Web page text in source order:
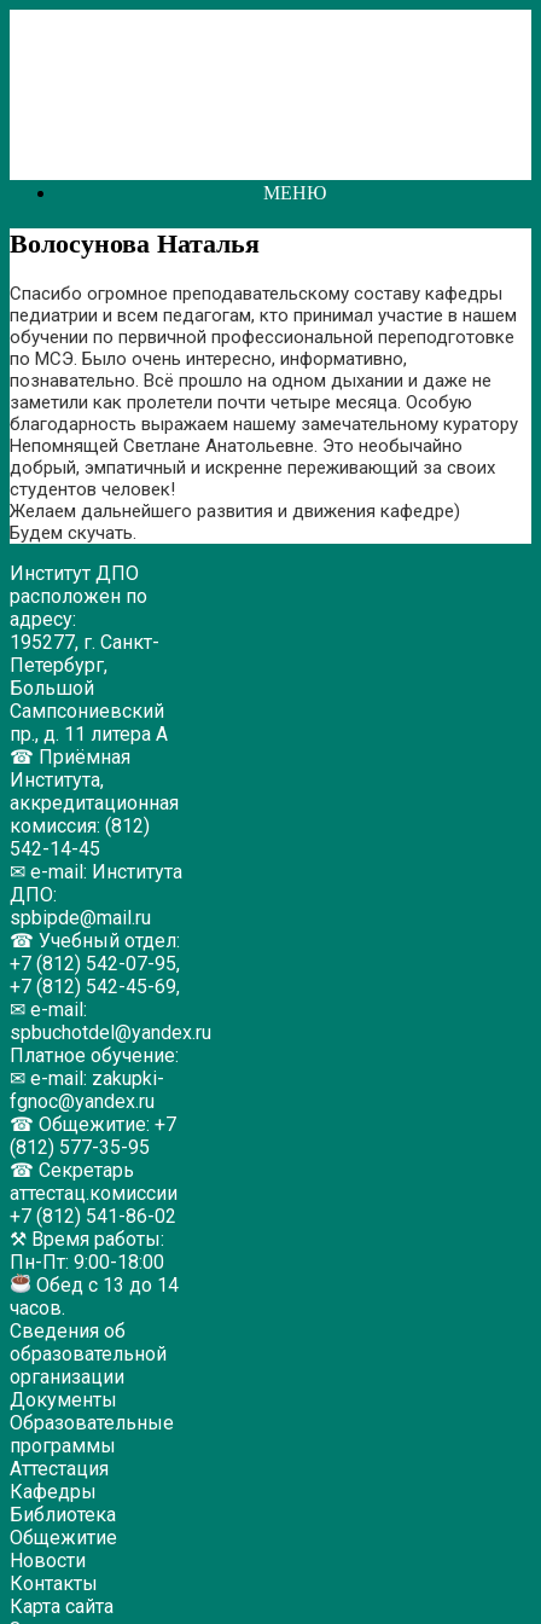
МЕНЮ
Волосунова Наталья
Спасибо огромное преподавательскому составу кафедры
педиатрии и всем педагогам, кто принимал участие в нашем
обучении по первичной профессиональной переподготовке
по МСЭ. Было очень интересно, информативно,
познавательно. Всё прошло на одном дыхании и даже не
заметили как пролетели почти четыре месяца. Особую
благодарность выражаем нашему замечательному куратору
Непомнящей Светлане Анатольевне. Это необычайно
добрый, эмпатичный и искренне переживающий за своих
студентов человек!
Желаем дальнейшего развития и движения кафедре)
Будем скучать.
Институт ДПО
расположен по
адресу:
195277, г. Санкт-
Петербург,
Большой
Сампсониевский
пр., д. 11 литера А
☎ Приёмная
Института,
аккредитационная
комиссия: (812)
542-14-45
✉ e-mail: Института
ДПО:
spbipde@mail.ru
☎ Учебный отдел:
+7 (812) 542-07-95,
+7 (812) 542-45-69,
✉ e-mail:
spbuchotdel@yandex.ru
Платное обучение:
✉ e-mail: zakupki-
fgnoc@yandex.ru
☎ Общежитие: +7
(812) 577-35-95
☎ Секретарь
аттестац.комиссии
+7 (812) 541-86-02
⚒ Время работы:
Пн-Пт: 9:00-18:00
Обед с 13 до 14
часов.
Сведения об
образовательной
организации
Документы
Образовательные
программы
Аттестация
Кафедры
Библиотека
Общежитие
Новости
Контакты
Карта сайта